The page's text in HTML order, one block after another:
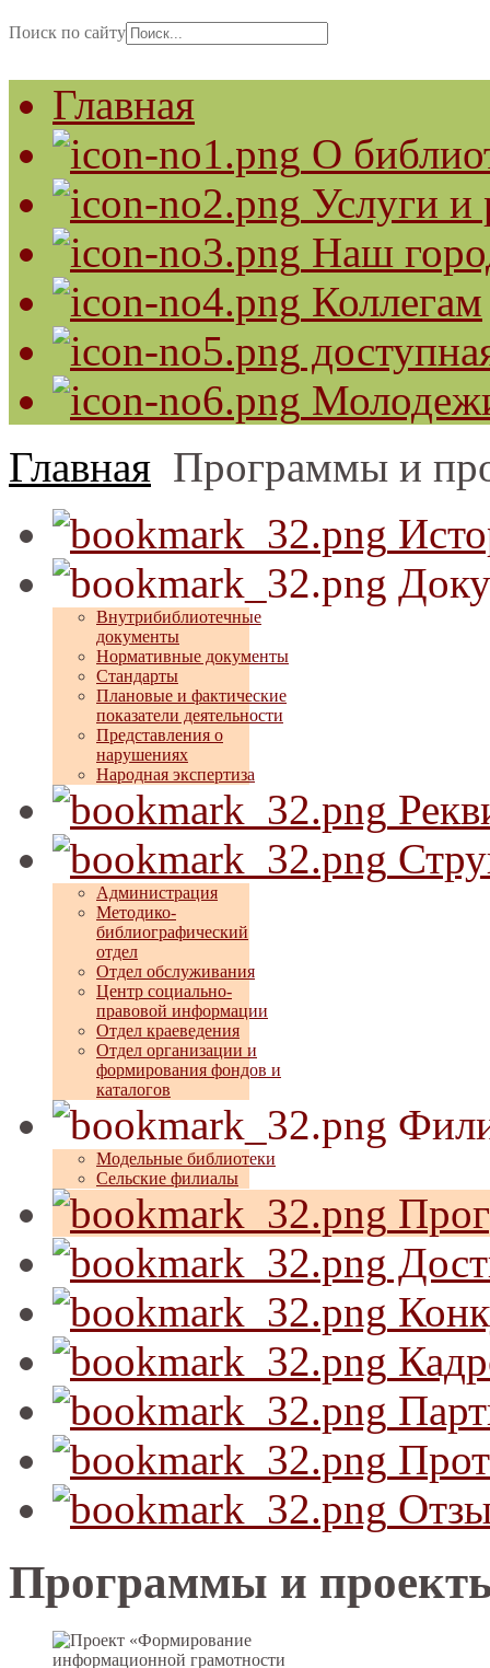
Поиск по сайту
Главная
О
Услуги и
Наш
Коллегам
Главная Программы и
Внутрибиблиотечные
документы
Нормативные документы
Стандарты
Плановые и фактические
показатели деятельности
Представления о
нарушениях
Народная экспертиза
Администрация
Методико-
библиографический
отдел
Отдел обслуживания
Центр социально-
правовой информации
Отдел краеведения
Отдел организации и
формирования фондов и
каталогов
Модельные библиотеки
Сельские филиалы
Программы и